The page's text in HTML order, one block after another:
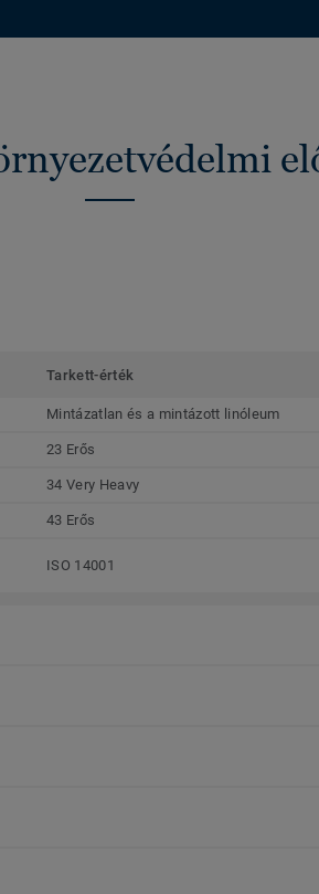
Tarkett-érték
Mintázatlan és a mintázott linóleum
23 Erős
34 Very Heavy
43 Erős
ISO 14001